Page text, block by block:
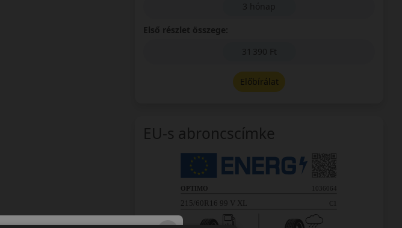
3 hónap
Első részlet összege:
31 390 Ft
Előbírálat
EU-s abroncscímke